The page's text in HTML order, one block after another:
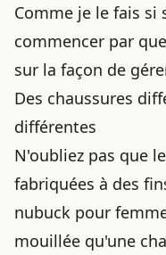
Comme je le fais
commencer par
sur la façon de
Des chaussures
différentes
N'oubliez pas que
fabriquées à des
nubuck pour
mouillée qu'une